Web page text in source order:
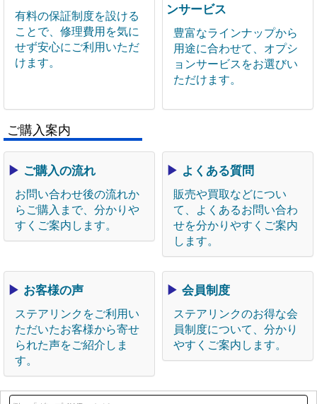
有料の保証制度を設ける
ことで、修理費用を気に
せず安心にご利用いただ
けます。
ンサービス
豊富なラインナップから
用途に合わせて、オプシ
ョンサービスをお選びい
ただけます。
ご購入案内
▶ ご購入の流れ
お問い合わせ後の流れか
らご購入まで、分かりや
すくご案内します。
▶ よくある質問
販売や買取などについ
て、よくあるお問い合わ
せを分かりやすくご案内
します。
▶ お客様の声
ステアリンクをご利用い
ただいたお客様から寄せ
られた声をご紹介しま
す。
▶ 会員制度
ステアリンクのお得な会
員制度について、分かり
やすくご案内します。